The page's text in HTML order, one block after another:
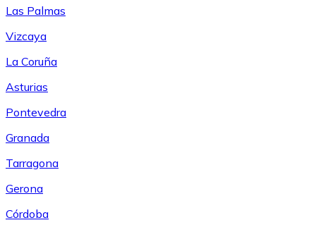
Las Palmas
Vizcaya
La Coruña
Asturias
Pontevedra
Granada
Tarragona
Gerona
Córdoba